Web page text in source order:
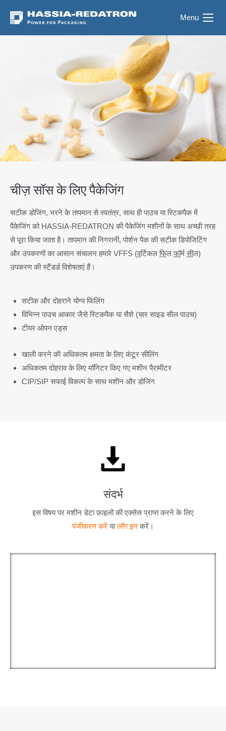
Menu
चीज़ सॉस के लिए पैकेजिंग
सटीक डोजिंग, भरने के तापमान से स्वतंत्र, साथ ही पाउच या स्टिकपैक में
पैकेजिंग को HASSIA-REDATRON की पैकेजिंग मशीनों के साथ अच्छी तरह
से पूरा किया जाता है। तापमान की निगरानी, ​​पोर्शन पैक की सटीक डिपोजिटिंग
और उपकरणों का आसान संचालन हमारे VFFS (वर्टिकल फिल फॉर्म सील)
उपकरण की स्टैंडर्ड विशेषताएं हैं।
सटीक और दोहराने योग्य फिलिंग
विभिन्न पाउच आकार जैसे स्टिकपैक या सैशे (चार साइड सील पाउच)
टीयर ओपन एड्स
खाली करने की अधिकतम क्षमता के लिए कंटूर सीलिंग
अधिकतम दोहराव के लिए मॉनिटर किए गए मशीन पैरामीटर
CIP/SIP सफाई विकल्प के साथ मशीन और डोजिंग
संदर्भ
इस विषय पर मशीन डेटा फ़ाइलों की एक्सेस प्राप्त करने के लिए
पंजीकरण करेंयालॉग इनकरें।